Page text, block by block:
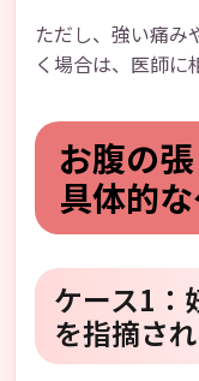
ただし、強い痛み
く場合は、医師に
お腹の
具体的
ケース1：
を指摘さ